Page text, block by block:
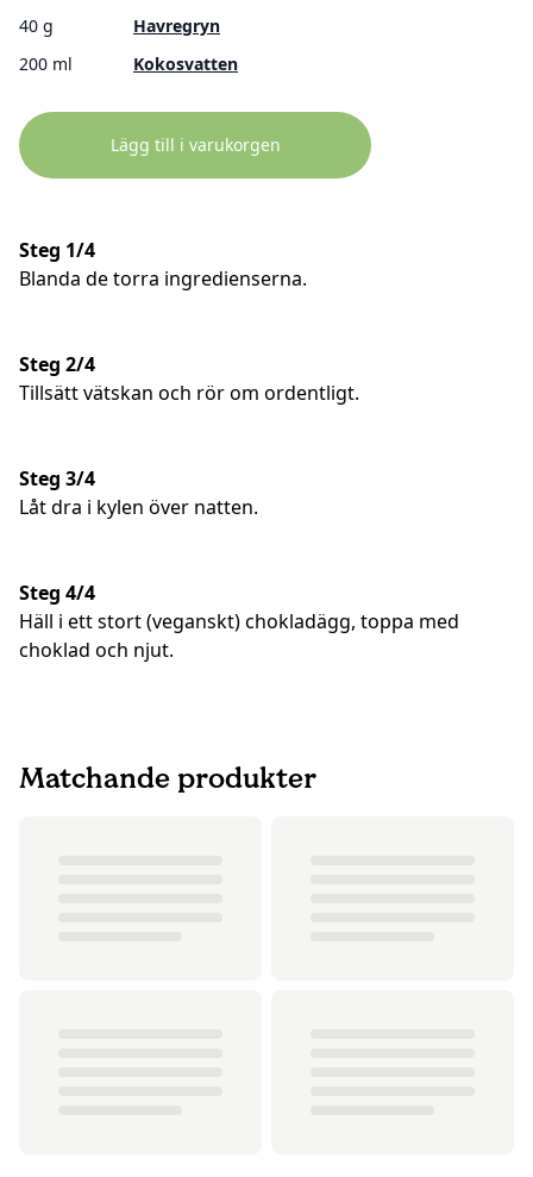
40 g
Havregryn
200 ml
Kokosvatten
Lägg till i varukorgen
Steg 1/4
Blanda de torra ingredienserna.
Steg 2/4
Tillsätt vätskan och rör om ordentligt.
Steg 3/4
Låt dra i kylen över natten.
Steg 4/4
Häll i ett stort (veganskt) chokladägg, toppa med
choklad och njut.
Matchande produkter